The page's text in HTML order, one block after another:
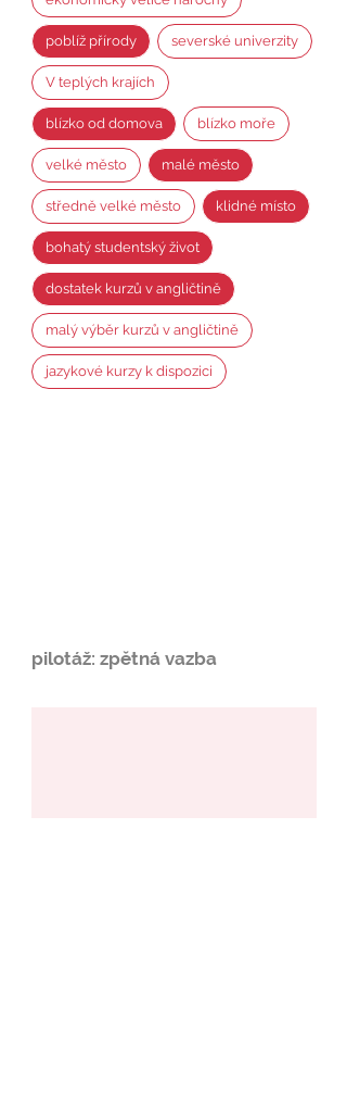
poblíž přírody severské univerzity
V teplých krajích
blízko od domova blízko moře
velké město malé město
středně velké město klidné místo
bohatý studentský život
dostatek kurzů v angličtině
malý výběr kurzů v angličtině
jazykové kurzy k dispozici
pilotáž: zpětná vazba